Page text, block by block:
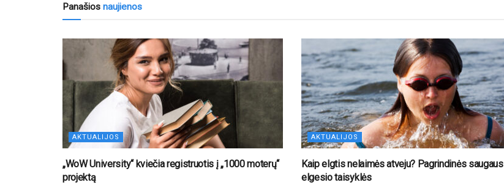
Panašios naujienos
AKTUALIJOS
„WoW University“ kviečia registruotis į „1000 moterų“
projektą
AKTUALIJOS
Kaip elgtis nelaimės atveju? Pagrindinės saugaus
elgesio taisyklės